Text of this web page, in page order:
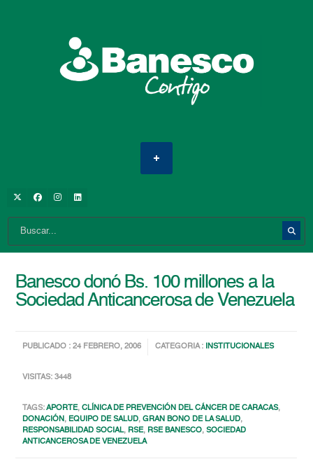
Banesco donó Bs. 100 millones a la
Sociedad Anticancerosa de Venezuela
PUBLICADO : 24 FEBRERO, 2006 CATEGORIA : INSTITUCIONALES
VISITAS: 3448
TAGS:APORTE,CLÍNICA DE PREVENCIÓN DEL CÁNCER DE CARACAS,
DONACIÓN, EQUIPO DE SALUD,GRAN BONO DE LA SALUD,
RESPONSABILIDAD SOCIAL, RSE, RSE BANESCO,SOCIEDAD
ANTICANCEROSA DE VENEZUELA